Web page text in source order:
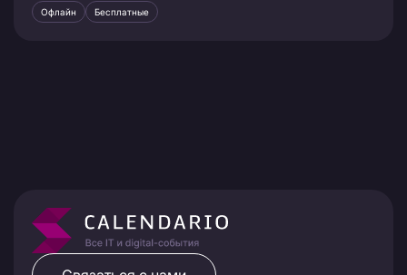
Офлайн Бесплатные